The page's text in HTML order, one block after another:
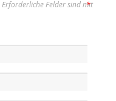
Erforderliche Felder sind mit
*